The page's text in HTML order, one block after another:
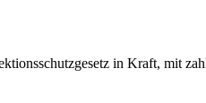
in Kraft, mit